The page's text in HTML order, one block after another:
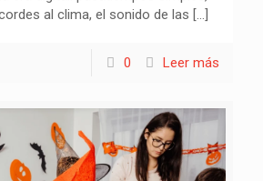
al clima, el sonido de las […]
0 Leer más